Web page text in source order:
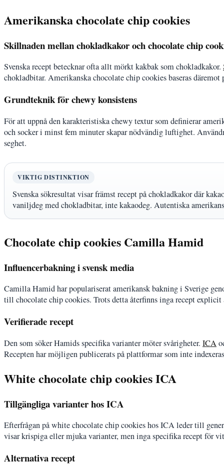
Amerikanska chocolate chip cookies
Skillnaden mellan chokladkakor och chocolate chip
Svenska recept betecknar ofta allt mörkt kakbak som chokladkakor.
chokladbitar. Amerikanska chocolate chip cookies baseras
Grundteknik för chewy konsistens
För att uppnå den karakteristiska chewy textur som definierar
och socker i minst fem minuter skapar nödvändig luftighet.
seghet.
VIKTIG DISTINKTION
Svenska sökresultat visar främst recept på chokladkakor där
vaniljdeg med chokladbitar, inte kakaodeg. Autentiska
Chocolate chip cookies Camilla Hamid
Influencerbakning i svensk media
Camilla Hamid har populariserat amerikansk bakning i Sverige
till chocolate chip cookies. Trots detta återfinns inga recept
Verifierade recept
Den som söker Hamids specifika varianter möter svårigheter. ICA
Recepten har möjligen publicerats på plattformar som inte
White chocolate chip cookies ICA
Tillgängliga varianter hos ICA
Efterfrågan på white chocolate chip cookies hos ICA leder till
visar krispiga eller mjuka varianter, men inga specifika recept för
Alternativa recept